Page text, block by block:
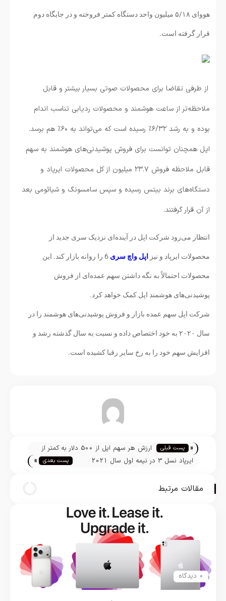
هووای ۵/۱۸ میلیون واحد دستگاه کمتر فروخته و در جایگاه دوم
قرار گرفته است.
از طرفی تقاضا برای محصولات صوتی بسیار بیشتر و قابل
ملاحظه‌تر از ساعت هوشمند و محصولات ردیابی تناسب اندام
بوده و به رشد ۶/۳۲٪ رسیده است که می‌تواند به ۶۰٪ هم برسد.
اپل همچنان توانست برای فروش پوشیدنی‌های هوشمند به سهم
قابل ملاحظه فروش ۲۳.۷ میلیون از کل محصولات ایرپاد و
دستگاه‌های برند بیتس رسیده و سپس سامسونگ و شیائومی بعد
از آن قرار گرفتند.
انتظار می‌رود شرکت اپل در آینده‌ای نزدیک سری جدید از
محصولات ایرپاد و نیز اپل واچ سری 6 را روانه بازار کند. این
محصولات احتمالاً به نگه داشتن سهم عمده‌ای از فروش
پوشیدنی‌های هوشمند اپل کمک خواهد کرد.
شرکت اپل سهم عمده بازار و فروش پوشیدنی‌های هوشمند را در
سال ۲۰۲۰ به خود اختصاص داده و نسبت به سال گذشته رشد و
افزایش سهم خود را به رخ سایر رقبا کشیده است.
تیم تحریریه « پست قبلی
ارزش هر سهم اپل از 500 دلار به کمتر از
130 دلار رسید
ایرپاد نسل 3 در نیمه اول سال 2021
پست بعدی »
مقالات مرتبط
0 دیدگاه